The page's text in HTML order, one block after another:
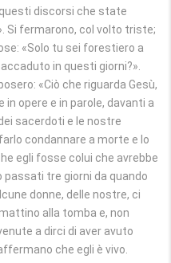
questi discorsi che state
Si fermarono, col volto triste;
«Solo tu sei forestiero a
in questi giorni?».
«Ciò che riguarda Gesù,
opere e in parole, davanti a
sacerdoti e le nostre
condannare a morte e lo
egli fosse colui che avrebbe
passati tre giorni da quando
donne, delle nostre, ci
alla tomba e, non
a dirci di aver avuto
che egli è vivo.